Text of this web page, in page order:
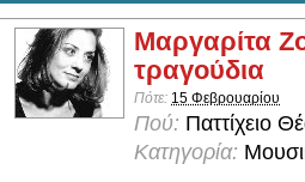
Μαργαρίτα
τραγούδια
Πότε: 15 Φεβρουαρίου
Πού: Παττίχειο
Κατηγορία: